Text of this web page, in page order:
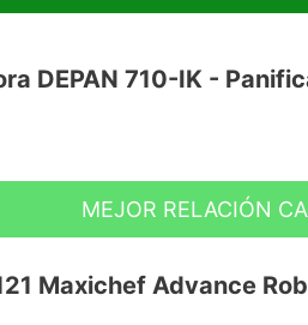
DEPAN 710-IK -
electrodoméstico de cocina muy
y frutos secos sobre tu pan. "
MEJOR RELACIÓN
Maxichef Advance